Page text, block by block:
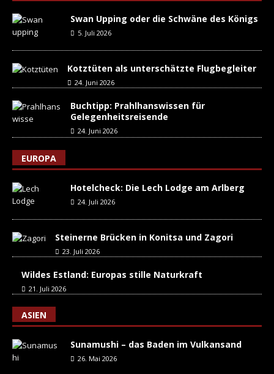
Swan Upping oder die Schwäne des Königs
5. Juli 2026
Kotztüten als unterschätzte Flugbegleiter
24. Juni 2026
Buchtipp: Prahlhanswissen für
Gelegenheitsreisende
24. Juni 2026
EUROPA
Hotelcheck: Die Lech Lodge am Arlberg
24. Juli 2026
Steinerne Brücken in Konitsa und Zagori
23. Juli 2026
Wildes Estland: Europas stille Naturkraft
21. Juli 2026
ASIEN
Sunamushi – das Baden im Vulkansand
26. Mai 2026